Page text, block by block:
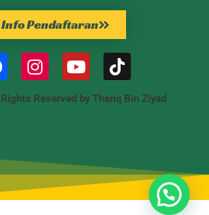
Info Pendaftaran
Reserved by Thariq Bin Ziyad